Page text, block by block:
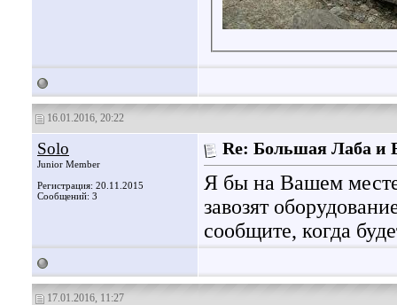
16.01.2016, 20:22
Solo
Junior Member
Регистрация: 20.11.2015
Сообщений: 3
Re: Большая Лаба и
Я бы на Вашем месте
завозят
сообщите, когда
17.01.2016, 11:27